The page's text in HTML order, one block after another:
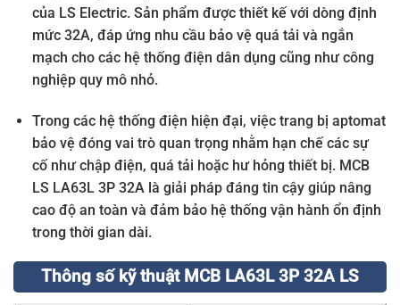
của LS Electric. Sản phẩm được thiết kế với dòng định
mức 32A, đáp ứng nhu cầu bảo vệ quá tải và ngắn
mạch cho các hệ thống điện dân dụng cũng như công
nghiệp quy mô nhỏ.
Trong các hệ thống điện hiện đại, việc trang bị aptomat
bảo vệ đóng vai trò quan trọng nhằm hạn chế các sự
cố như chập điện, quá tải hoặc hư hỏng thiết bị. MCB
LS LA63L 3P 32A là giải pháp đáng tin cậy giúp nâng
cao độ an toàn và đảm bảo hệ thống vận hành ổn định
trong thời gian dài.
Thông số kỹ thuật MCB LA63L 3P 32A LS